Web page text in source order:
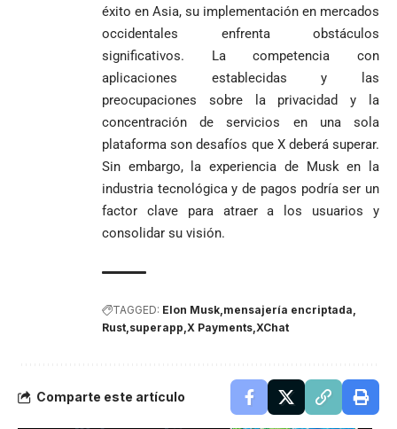
éxito en Asia, su implementación en mercados
occidentales enfrenta obstáculos
significativos. La competencia con
aplicaciones establecidas y las
preocupaciones sobre la privacidad y la
concentración de servicios en una sola
plataforma son desafíos que X deberá superar.
Sin embargo, la experiencia de Musk en la
industria tecnológica y de pagos podría ser un
factor clave para atraer a los usuarios y
consolidar su visión.
TAGGED: Elon Musk mensajería encriptada
Rust superapp X Payments XChat
Comparte este artículo